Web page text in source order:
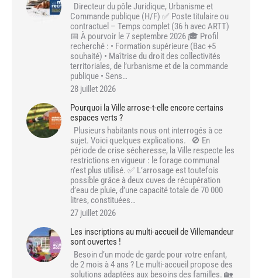
Directeur du pôle Juridique, Urbanisme et
Commande publique (H/F) ✅ Poste titulaire ou
contractuel – Temps complet (36 h avec ARTT)
📅 À pourvoir le 7 septembre 2026 🎓 Profil
recherché : • Formation supérieure (Bac +5
souhaité) • Maîtrise du droit des collectivités
territoriales, de l’urbanisme et de la commande
publique • Sens…
28 juillet 2026
Pourquoi la Ville arrose-t-elle encore certains
espaces verts ?
Plusieurs habitants nous ont interrogés à ce
sujet. Voici quelques explications. 🚫 En
période de crise sécheresse, la Ville respecte les
restrictions en vigueur : le forage communal
n’est plus utilisé. ✅ L’arrosage est toutefois
possible grâce à deux cuves de récupération
d’eau de pluie, d’une capacité totale de 70 000
litres, constituées…
27 juillet 2026
Les inscriptions au multi-accueil de Villemandeur
sont ouvertes !
Besoin d’un mode de garde pour votre enfant,
de 2 mois à 4 ans ? Le multi-accueil propose des
solutions adaptées aux besoins des familles. 🏡